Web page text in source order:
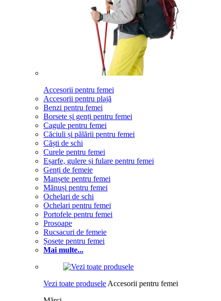
Accesorii pentru femei
Accesorii pentru plajă
Benzi pentru femei
Borsete și genți pentru femei
Cagule pentru femei
Căciuli și pălării pentru femei
Căști de schi
Curele pentru femei
Eșarfe, gulere și fulare pentru femei
Genți de femeie
Manșete pentru femei
Mănuși pentru femei
Ochelari de schi
Ochelari pentru femei
Portofele pentru femei
Prosoape
Rucsacuri de femeie
Șosete pentru femei
Mai multe...
Vezi toate produsele Accesorii pentru femei